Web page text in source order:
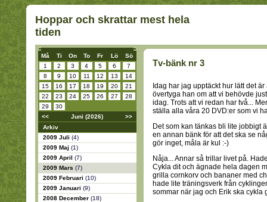
Hoppar och skrattar mest hela
tiden
Må Ti On To Fr Lö
Sö
1
2 3 4 5 6
7
8
9 10 11 12 13
14
15
16 17 18 19 20
21
22
23 24 25 26 27
28
29
30
<<
Juni (2026)
>>
Arkiv
2009 Juli (4)
2009 Maj (1)
2009 April (7)
2009 Mars (7)
2009 Februari (10)
2009 Januari (9)
2008 December (18)
Tv-bänk nr 3
Idag har jag upptäckt hur lätt det
övertyga han om att vi behövde
idag. Trots att vi redan har två...
ställa alla våra 20 DVD:er som vi
Det som kan tänkas bli lite jobbigt
en annan bänk för att det ska se
gör inget, måla är kul :-)
Nåja... Annar så trillar livet på.
Cykla dit och ägnade hela dagen
grilla cornkorv och bananer med
hade lite träningsverk från
sommar när jag och Erik ska cykla